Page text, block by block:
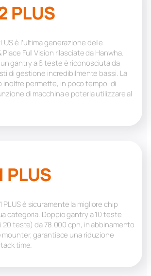
PLUS
è l’ultima generazione delle
Place Full Vision rilasciate da Hanwha.
gantry a 6 teste è riconosciuta da
di gestione incredibilmente bassi. La
inoltre permette, in poco tempo, di
di macchina e poterla utilizzare al
PLUS
PLUS è sicuramente la migliore chip
categoria. Doppio gantry a 10 teste
20 teste) da 78.000 cph, in abbinamento
garantisce una riduzione
time.